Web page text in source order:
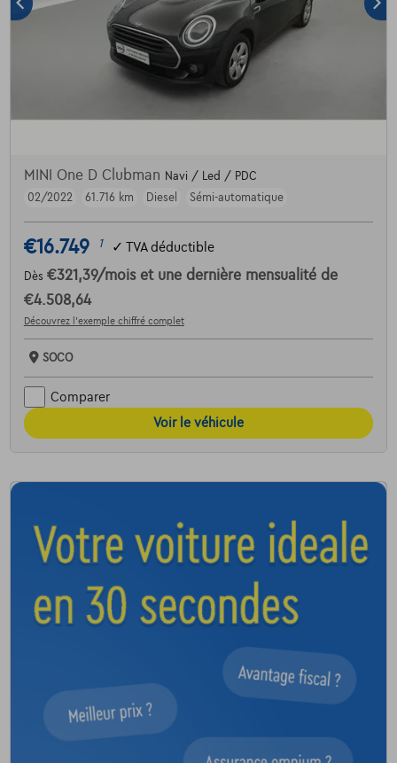
MINI One D Clubman Navi / Led / PDC
02/2022
61.716 km Diesel Sémi-automatique
€16.749 1 ✓ TVA déductible
Dès €321,39/mois et une dernière mensualité de
€4.508,64
Découvrez l’exemple chiffré complet
SOCO
Comparer
Voir le véhicule